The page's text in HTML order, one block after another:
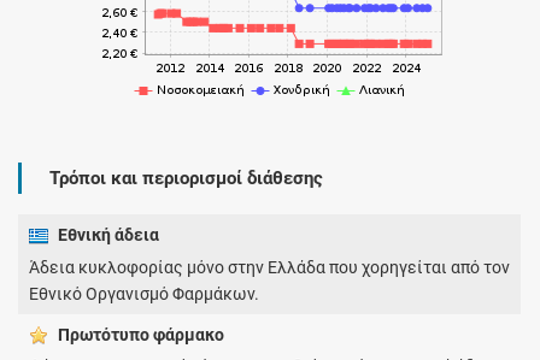
Τρόποι και περιορισμοί διάθεσης
Εθνική άδεια
Άδεια κυκλοφορίας μόνο στην Ελλάδα που χορηγείται από τον
Εθνικό Οργανισμό Φαρμάκων.
Πρωτότυπο φάρμακo